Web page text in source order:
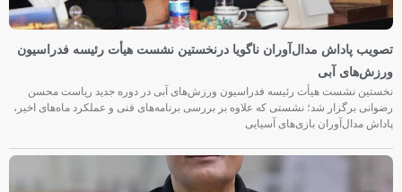
تصویب پاداش مدال‌آوران ناگویا درنخستین نشست هیأت رئیسه فدراسیون
ورزش‌های آبی
نخستین نشست هیأت رئیسه فدراسیون ورزش‌های آبی در دوره جدید ریاست محسن
رضوانی برگزار شد؛ نشستی که علاوه بر بررسی برنامه‌های فنی و عملکرد ماه‌های اخیر،
پاداش مدال‌آوران بازی‌های آسیایی